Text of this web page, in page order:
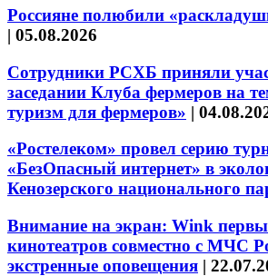
Россияне полюбили
| 05.08.2026
Сотрудники РСХБ приняли
заседании Клуба фермеров на
туризм для фермеров» |
«Ростелеком» провел серию
«БезОпасный интернет» в
Кенозерского национального
Внимание на экран: Wink
кинотеатров совместно с МЧС
экстренные оповещения |